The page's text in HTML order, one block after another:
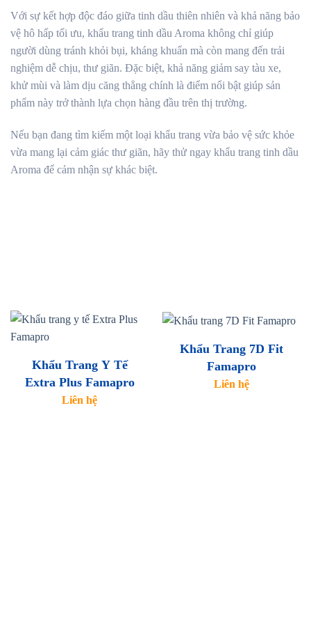
Với sự kết hợp độc đáo giữa tinh dầu thiên nhiên và khả năng bảo
vệ hô hấp tối ưu, khẩu trang tinh dầu Aroma không chỉ giúp
người dùng tránh khỏi bụi, kháng khuẩn mà còn mang đến trải
nghiệm dễ chịu, thư giãn. Đặc biệt, khả năng giảm say tàu xe,
khử mùi và làm dịu căng thẳng chính là điểm nổi bật giúp sản
phẩm này trở thành lựa chọn hàng đầu trên thị trường.
Nếu bạn đang tìm kiếm một loại khẩu trang vừa bảo vệ sức khỏe
vừa mang lại cảm giác thư giãn, hãy thử ngay khẩu trang tinh dầu
Aroma để cảm nhận sự khác biệt.
Khẩu Trang Y Tế
Extra Plus Famapro
Liên hệ
Khẩu Trang 7D Fit
Famapro
Liên hệ